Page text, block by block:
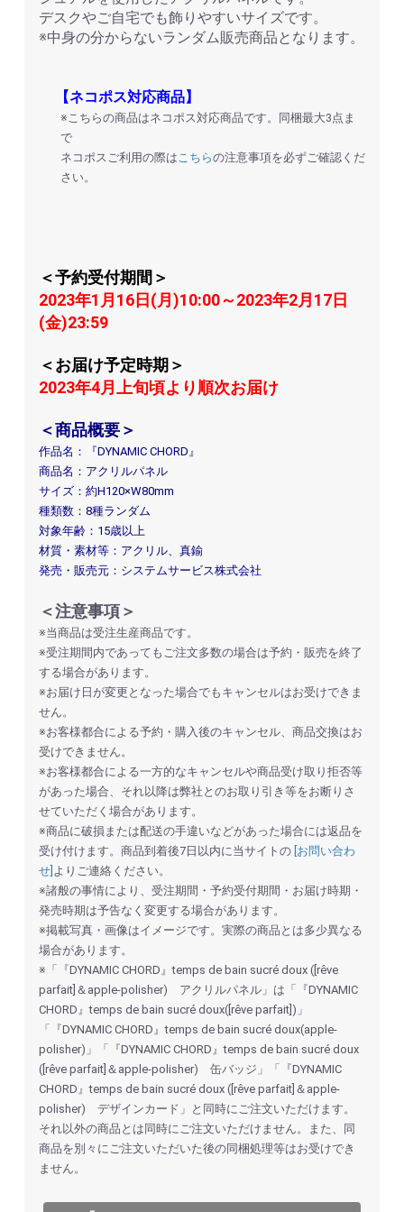
お買い物を続ける カートへ進む
デスクやご自宅でも飾りやすいサイズです。
※中身の分からないランダム販売商品となります。
【ネコポス対応商品】
※こちらの商品はネコポス対応商品です。同梱最大3点ま
で
ネコポスご利用の際はこちらの注意事項を必ずご確認くだ
さい。
＜予約受付期間＞
2023年1月16日(月)10:00～2023年2月17日
(金)23:59
＜お届け予定時期＞
2023年4月上旬頃より順次お届け
＜商品概要＞
作品名：『DYNAMIC CHORD』
商品名：アクリルパネル
サイズ：約H120×W80mm
種類数：8種ランダム
対象年齢：15歳以上
材質・素材等：アクリル、真鍮
発売・販売元：システムサービス株式会社
＜注意事項＞
※当商品は受注生産商品です。
※受注期間内であってもご注文多数の場合は予約・販売を終了
する場合があります。
※お届け日が変更となった場合でもキャンセルはお受けできま
せん。
※お客様都合による予約・購入後のキャンセル、商品交換はお
受けできません。
※お客様都合による一方的なキャンセルや商品受け取り拒否等
があった場合、それ以降は弊社とのお取り引き等をお断りさ
せていただく場合があります。
※商品に破損または配送の手違いなどがあった場合には返品を
受け付けます。商品到着後7日以内に当サイトの [お問い合わ
せ] よりご連絡ください。
※諸般の事情により、受注期間・予約受付期間・お届け時期・
発売時期は予告なく変更する場合があります。
※掲載写真・画像はイメージです。実際の商品とは多少異なる
場合があります。
※「『DYNAMIC CHORD』temps de bain sucré doux ([rêve
parfait]＆apple-polisher) アクリルパネル」は「『DYNAMIC
CHORD』temps de bain sucré doux([rêve parfait])」
「『DYNAMIC CHORD』temps de bain sucré doux(apple-
polisher)」「『DYNAMIC CHORD』temps de bain sucré doux
([rêve parfait]＆apple-polisher) 缶バッジ」「『DYNAMIC
CHORD』temps de bain sucré doux ([rêve parfait]＆apple-
polisher) デザインカード」と同時にご注文いただけます。
それ以外の商品とは同時にご注文いただけません。また、同
商品を別々にご注文いただいた後の同梱処理等はお受けでき
ません。